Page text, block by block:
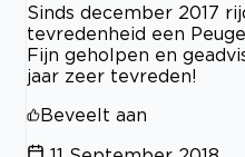
Sinds december 2017
tevredenheid een
Fijn geholpen en
jaar zeer tevreden!
Beveelt aan